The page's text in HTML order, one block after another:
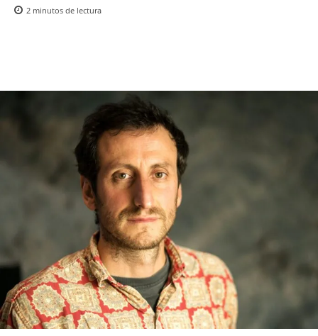
2 minutos de lectura